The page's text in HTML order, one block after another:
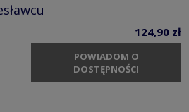
124,90 zł
POWIADOM O
DOSTĘPNOŚCI